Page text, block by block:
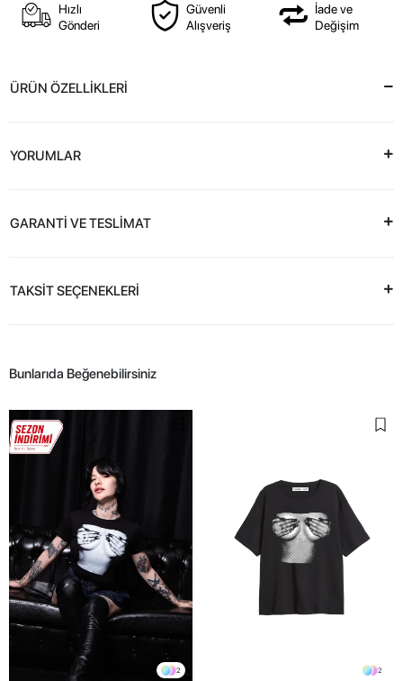
Hızlı
Gönderi
Güvenli
Alışveriş
İade ve
Değişim
ÜRÜN ÖZELLİKLERİ
YORUMLAR
GARANTİ VE TESLİMAT
TAKSİT SEÇENEKLERİ
Bunlarıda Beğenebilirsiniz
2 2